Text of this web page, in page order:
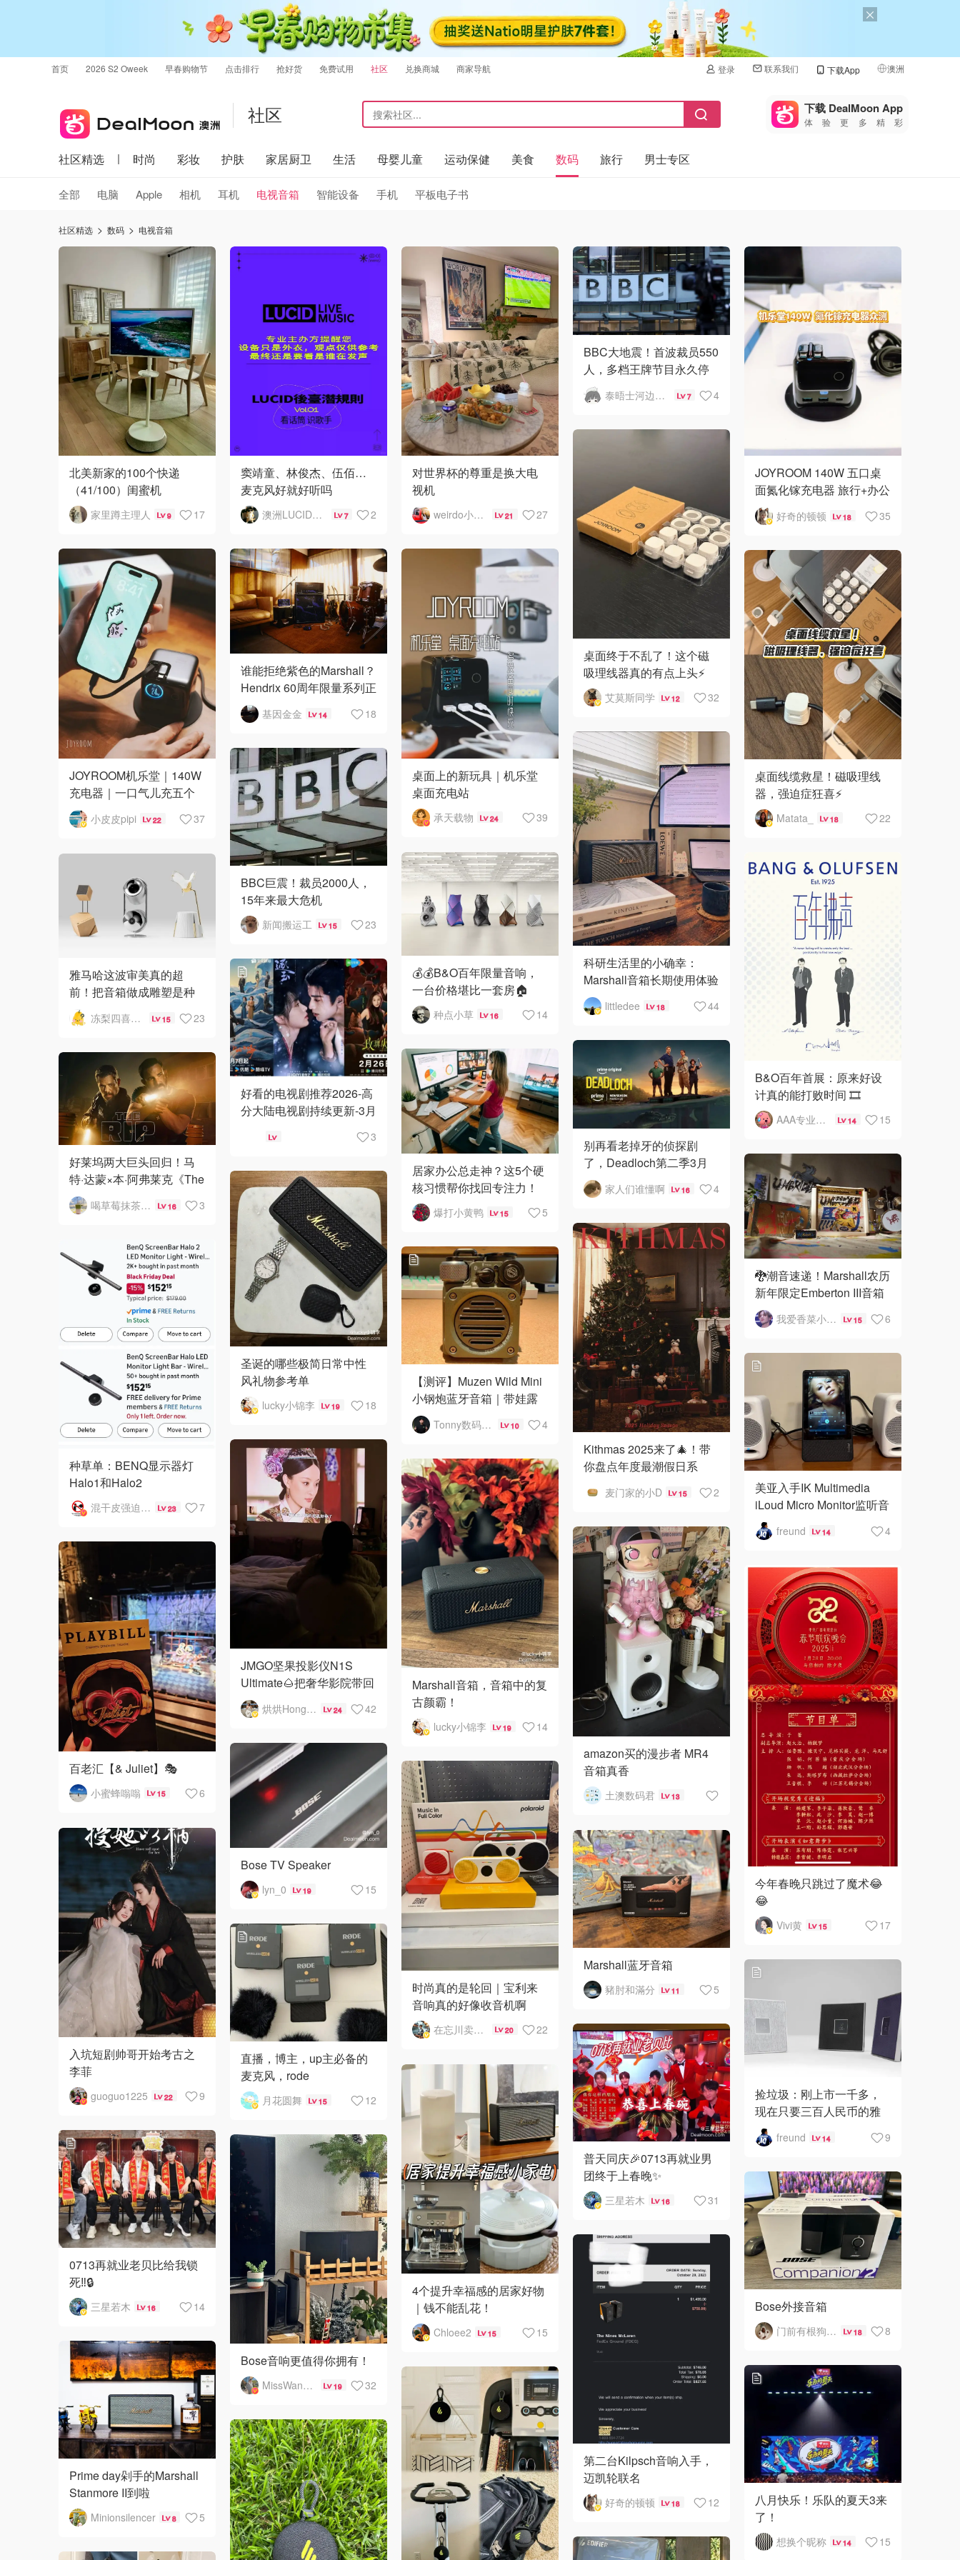
首页 2026 S2 Oweek 早春购物节 点击排行 抢好货 免费试用 社区 兑换商城 商家导航 登录 联系我们 下载App 澳洲
🇺🇸
🇨🇳 中国
🇮🇹意大利
🇦🇺澳洲
🇳🇿 新西兰
社区 下载 DealMoon App
体验更多精彩
社区精选 时尚 彩妆 护肤 家居厨卫 生活 母婴儿童 运动保健 美食 数码 旅行 男士专区
全部 电脑 Apple 相机 耳机 电视音箱 智能设备 手机 平板电子书
社区精选 数码 电视音箱
北美新家的100个快递
（41/100）闺蜜机
家里蹲主理人 9 17
窦靖童、林俊杰、伍佰…
麦克风好就好听吗
澳洲LUCID音乐演出 7 2
对世界杯的尊重是换大电
视机
weirdo小马甲 21 27
BBC大地震！首波裁员550
人，多档王牌节目永久停
播
泰晤士河边打工人 7 4
JOYROOM 140W 五口桌
面氮化镓充电器 旅行+办公
好伴侣
好奇的顿顿 18 35
桌面终于不乱了！这个磁
吸理线器真的有点上头⚡️
艾莫斯同学 12 32
JOYROOM机乐堂｜140W
充电器｜一口气儿充五个
设备不费劲～｜超萌UI设
计
小皮皮pipi 22 37
谁能拒绝紫色的Marshall？
Hendrix 60周年限量系列正
式发布 💜
基因金金 14 18
桌面上的新玩具｜机乐堂
桌面充电站
承天载物 24 39
桌面线缆救星！磁吸理线
器，强迫症狂喜⚡️
Matata_ 18 22
科研生活里的小确幸：
Marshall音箱长期使用体验
🎧
littledee 18 44
BBC巨震！裁员2000人，
15年来最大危机
新闻搬运工 15 23
💰💰B&O百年限量音响，
一台价格堪比一套房🏠
种点小草 16 14
B&O百年首展：原来好设
计真的能打败时间 🎞️
AAA专业摸鱼 14 15
雅马哈这波审美真的超
前！把音箱做成雕塑是种
什么体验 🎨
冻梨四喜丸子 15 23
好看的电视剧推荐2026-高
分大陆电视剧持续更新-3月
3
别再看老掉牙的侦探剧
了，Deadloch第二季3月
20日准时上线 🕵️‍♀️
家人们谁懂啊 16 4
居家办公总走神？这5个硬
核习惯帮你找回专注力！
爆打小黄鸭 15 5
好莱坞两大巨头回归！马
特·达蒙×本·阿弗莱克《The
Rip》Netflix上线，年度必
看警匪片！🚨🎬喝草莓抹茶瘦5斤 16 3
🐉潮音速递！Marshall农历
新年限定Emberton III音箱
太酷了，不抢后悔！✨
我爱香菜小绿人 15 6
圣诞的哪些极简日常中性
风礼物参考单
lucky小锦李 19 18
Kithmas 2025来了🎄！带
你盘点年度最潮假日系
麦门家的小D 15 2
种草单：BENQ显示器灯
Halo1和Halo2
混干皮强迫症嘴很叼 23 7
【测评】Muzen Wild Mini
小钢炮蓝牙音箱｜带娃露
营的氛围担当＆安全小帮
手！
Tonny数码测评 10 4
美亚入手IK Multimedia
iLoud Micro Monitor监听音
箱，完美退烧！
freund 14 4
JMGO坚果投影仪N1S
Ultimate🌰把奢华影院带回
家
烘烘HongHong 24 42
Marshall音箱，音箱中的复
古颜霸！
lucky小锦李 19 14
amazon买的漫步者 MR4
音箱真香
土澳数码君 13
百老汇【& Juliet】🎭
小蜜蜂嗡嗡 15 6
今年春晚只跳过了魔术😂
😂
Vivi黄 15 17
Bose TV Speaker
lyn_0 19 15
时尚真的是轮回｜宝利来
音响真的好像收音机啊
在忘川卖烤鸭的Adai 20 22
入坑短剧帅哥开始考古之
李菲
guoguo1225 22 9
Marshall蓝牙音箱
豬肘和滿分 11 5
直播，博主，up主必备的
麦克风，rode
月花圆舞 15 12
捡垃圾：刚上市一千多，
现在只要三百人民币的雅
马哈音响
freund 14 9
普天同庆🎉0713再就业男
团终于上春晚✨
三星若木 16 31
4个提升幸福感的居家好物
｜钱不能乱花！
Chloee2 15 15
0713再就业老贝比给我锁
死‼️🔒
三星若木 16 14
Bose音响更值得你拥有！
MissWang___ 19 32
Bose外接音箱
门前有根狗尾巴草 18 8
第二台Kilpsch音响入手，
迈凯轮联名
好奇的顿顿 18 12
Prime day剁手的Marshall
Stanmore II到啦
Minionsilencer 8 5
八月快乐！乐队的夏天3来
了！
想换个昵称 14 15